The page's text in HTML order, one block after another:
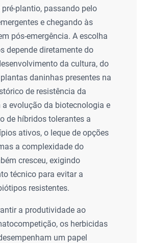
plantio, passando pelo
e chegando às
pós-emergência. A escolha
depende diretamente do
da cultura, do
daninhas presentes na
de resistência da
a evolução da biotecnologia e
de híbridos tolerantes a
ativos, o leque de opções
a complexidade do
cresceu, exigindo
técnico para evitar a
resistentes.
a produtividade ao
os herbicidas
um papel